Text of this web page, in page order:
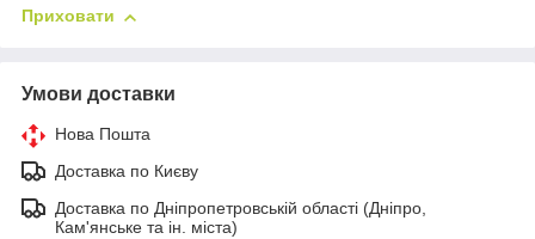
Приховати
Умови доставки
Нова Пошта
Доставка по Києву
Доставка по Дніпропетровській області (Дніпро,
Кам'янське та ін. міста)